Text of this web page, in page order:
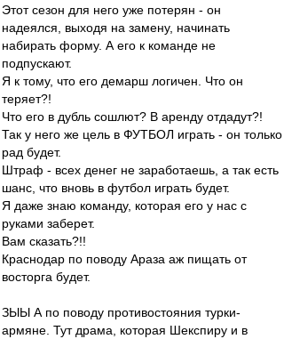
Этот сезон для него уже потерян - он
надеялся, выходя на замену, начинать
набирать форму. А его к команде не
подпускают.
Я к тому, что его демарш логичен. Что он
теряет?!
Что его в дубль сошлют? В аренду отдадут?!
Так у него же цель в ФУТБОЛ играть - он только
рад будет.
Штраф - всех денег не заработаешь, а так есть
шанс, что вновь в футбол играть будет.
Я даже знаю команду, которая его у нас с
руками заберет.
Вам сказать?!!
Краснодар по поводу Араза аж пищать от
восторга будет.
ЗЫЫ А по поводу противостояния турки-
армяне. Тут драма, которая Шекспиру и в